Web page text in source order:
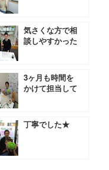
気さくな方で相
談しやすかった
3ヶ月も時間を
かけて担当して
丁寧でした★